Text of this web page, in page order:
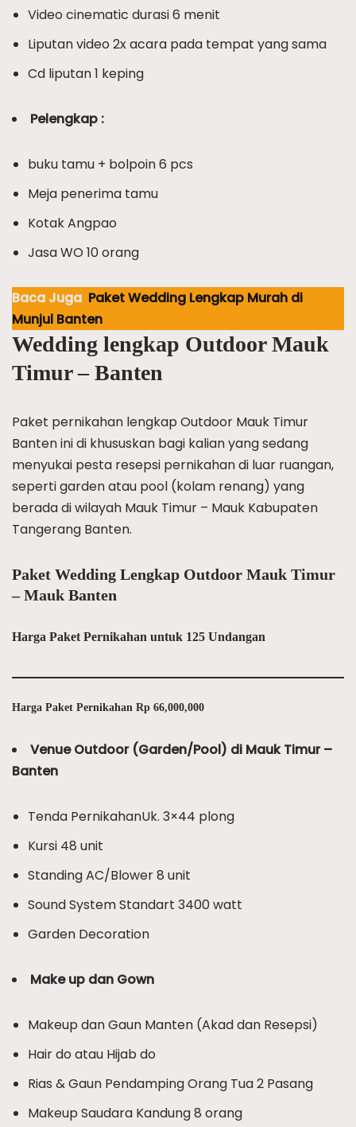
Video cinematic durasi 6 menit
Liputan video 2x acara pada tempat yang sama
Cd liputan 1 keping
Pelengkap :
buku tamu + bolpoin 6 pcs
Meja penerima tamu
Kotak Angpao
Jasa WO 10 orang
Baca Juga Paket Wedding Lengkap Murah di
Munjul Banten
Wedding lengkap Outdoor Mauk
Timur – Banten
Paket pernikahan lengkap Outdoor Mauk Timur
Banten ini di khususkan bagi kalian yang sedang
menyukai pesta resepsi pernikahan di luar ruangan,
seperti garden atau pool (kolam renang) yang
berada di wilayah Mauk Timur – Mauk Kabupaten
Tangerang Banten.
Paket Wedding Lengkap Outdoor Mauk Timur
– Mauk Banten
Harga Paket Pernikahan untuk 125 Undangan
Harga Paket Pernikahan Rp 66,000,000
Venue Outdoor (Garden/Pool) di Mauk Timur –
Banten
Tenda PernikahanUk. 3×44 plong
Kursi 48 unit
Standing AC/Blower 8 unit
Sound System Standart 3400 watt
Garden Decoration
Make up dan Gown
Makeup dan Gaun Manten (Akad dan Resepsi)
Hair do atau Hijab do
Rias & Gaun Pendamping Orang Tua 2 Pasang
Makeup Saudara Kandung 8 orang